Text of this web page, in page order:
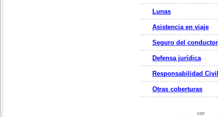
Lunas
Asistencia en viaje
Seguro del conductor
Defensa jurídica
Responsabilidad Civil
Otras coberturas
ver